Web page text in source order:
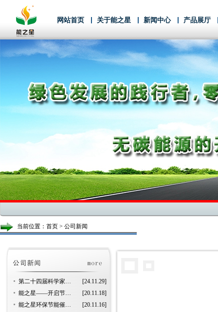
网站首页 关于能之星 新闻中心 产品展厅
当前位置： 首页 > 公司新闻
[24.11.29]
第二十四届科学家…
[20.11.18]
能之星——开启节…
[20.11.16]
能之星环保节能催…